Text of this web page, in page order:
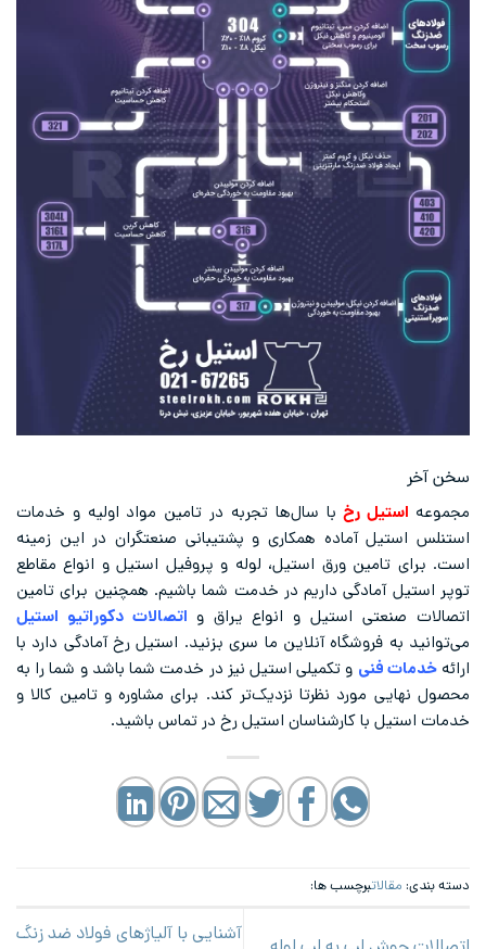
سخن آخر
مجموعه استیل رخبا سال‌ها تجربه در تامین مواد اولیه و خدمات
استنلس استیل آماده همکاری و پشتیبانی صنعتگران در این زمینه
است. برای تامین ورق استیل، لوله و پروفیل استیل و انواع مقاطع
توپر استیل آمادگی داریم در خدمت شما باشیم. همچنین برای تامین
اتصالات صنعتی استیل و انواع یراق و اتصالات دکوراتیو استیل
می‌توانید به فروشگاه آنلاین ما سری بزنید. استیل رخ آمادگی دارد با
ارائهخدمات فنی و تکمیلی استیل نیز در خدمت شما باشد و شما را به
محصول نهایی مورد نظرتا نزدیک‌تر کند. برای مشاوره و تامین کالا و
خدمات استیل با کارشناسان استیل رخ در تماس باشید.
دسته بندی: مقالاتبرچسب ها:
آشنایی با آلیاژهای فولاد ضد زنگ